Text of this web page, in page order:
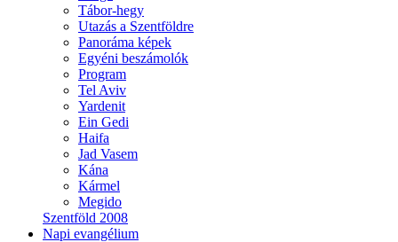
Tábor-hegy
Utazás a Szentföldre
Panoráma képek
Egyéni beszámolók
Program
Tel Aviv
Yardenit
Ein Gedi
Haifa
Jad Vasem
Kána
Kármel
Megido
Szentföld 2008
Napi evangélium